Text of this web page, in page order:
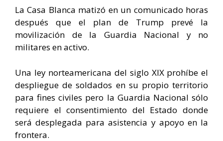
La Casa Blanca matizó en un comunicado horas
después que el plan de Trump prevé la
movilización de la Guardia Nacional y no
militares en activo.
Una ley norteamericana del siglo XIX prohíbe el
despliegue de soldados en su propio territorio
para fines civiles pero la Guardia Nacional sólo
requiere el consentimiento del Estado donde
será desplegada para asistencia y apoyo en la
frontera.